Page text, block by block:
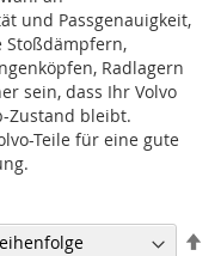
und Passgenauigkeit,
Stoßdämpfern,
Radlagern
sein, dass Ihr Volvo
Zustand bleibt.
Teile für eine gute